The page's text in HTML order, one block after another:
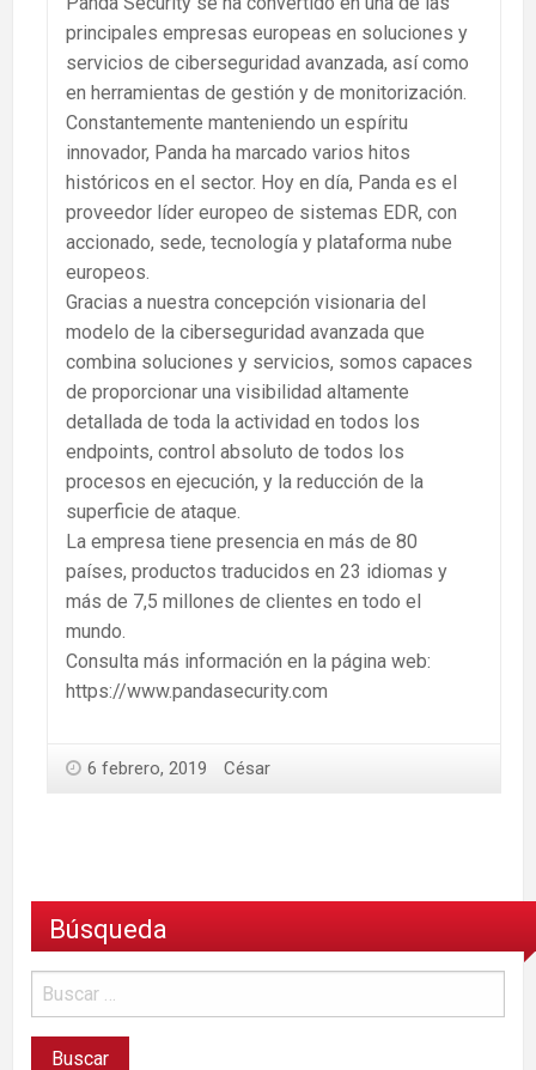
principales empresas europeas en soluciones y
servicios de ciberseguridad avanzada, así como
en herramientas de gestión y de monitorización.
Constantemente manteniendo un espíritu
innovador, Panda ha marcado varios hitos
históricos en el sector. Hoy en día, Panda es el
proveedor líder europeo de sistemas EDR, con
accionado, sede, tecnología y plataforma nube
europeos.
Gracias a nuestra concepción visionaria del
modelo de la ciberseguridad avanzada que
combina soluciones y servicios, somos capaces
de proporcionar una visibilidad altamente
detallada de toda la actividad en todos los
endpoints, control absoluto de todos los
procesos en ejecución, y la reducción de la
superficie de ataque.
La empresa tiene presencia en más de 80
países, productos traducidos en 23 idiomas y
más de 7,5 millones de clientes en todo el
mundo.
Consulta más información en la página web:
https://www.pandasecurity.com
6 febrero, 2019 César
Búsqueda